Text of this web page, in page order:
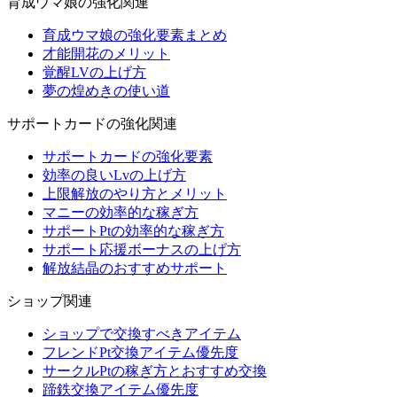
育成ウマ娘の強化要素まとめ
才能開花のメリット
覚醒LVの上げ方
夢の煌めきの使い道
サポートカードの強化関連
サポートカードの強化要素
効率の良いLvの上げ方
上限解放のやり方とメリット
マニーの効率的な稼ぎ方
サポートPtの効率的な稼ぎ方
サポート応援ボーナスの上げ方
解放結晶のおすすめサポート
ショップ関連
ショップで交換すべきアイテム
フレンドPt交換アイテム優先度
サークルPtの稼ぎ方とおすすめ交換
蹄鉄交換アイテム優先度